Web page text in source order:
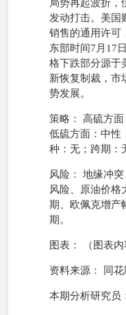
局势再起波折，
发动打击。美国
销售的通用许可
东部时间7月17
格下跌部分源于
新恢复制裁，市
势发展。
策略： 高硫方面
低硫方面：中性
种：无；跨期：
风险： 地缘冲
风险、原油价格
期、欧佩克增产
期。
图表： （图表内
资料来源： 同
本期分析研究员